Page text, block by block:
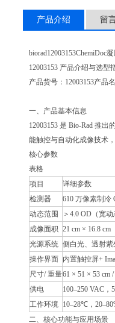
产品介绍 留
biorad12003153ChemiDoc
12003153 产品介绍与选型
产品货号：12003153产品
一、产品基本信息
12003153 是 Bio-Rad 推
能触控与自动化成像技术
核心参数
表格
项目
详细参数
检测器
610 万像素制冷
动态范围
＞4.0 OD（宽
成像面积 21 cm × 16.8 cm
光源系统 侧白光、透射紫
操作界面 内置触控屏+
尺寸/ 重量61 × 51 × 53 cm
供电
100–250 VAC，
工作环境 10–28℃，
二、核心功能与应用场景